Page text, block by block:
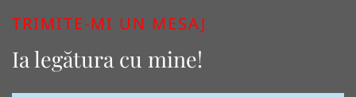
TRIMITE-MI UN MESAJ
Ia legătura cu mine!